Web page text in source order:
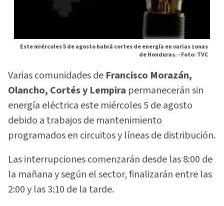
Este miércoles 5 de agosto habrá cortes de energía en varias zonas
de Honduras. -Foto: TVC
Varias comunidades de Francisco Morazán,
Olancho, Cortés y Lempira permanecerán sin
energía eléctrica este miércoles 5 de agosto
debido a trabajos de mantenimiento
programados en circuitos y líneas de distribución.
Las interrupciones comenzarán desde las 8:00 de
la mañana y según el sector, finalizarán entre las
2:00 y las 3:10 de la tarde.